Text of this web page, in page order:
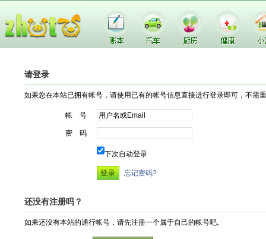
请登录
如果您在本站已拥有帐号，请使用已有的帐号信息直接进行登录即可，不需
帐 号
密 码
下次自动登录
忘记密码?
还没有注册吗？
如果还没有本站的通行帐号，请先注册一个属于自己的帐号吧。